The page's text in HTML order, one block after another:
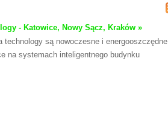
- Katowice, Nowy Sącz, Kraków »
są nowoczesne i energooszczędne
na systemach inteligentnego budynku